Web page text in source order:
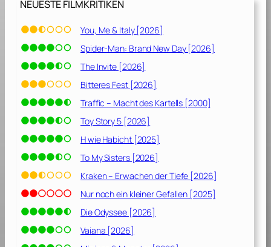
NEUESTE FILMKRITIKEN
You, Me & Italy [2026]
Spider-Man: Brand New Day [2026]
The Invite [2026]
Bitteres Fest [2026]
Traffic – Macht des Kartells [2000]
Toy Story 5 [2026]
H wie Habicht [2025]
To My Sisters [2026]
Kraken – Erwachen der Tiefe [2026]
Nur noch ein kleiner Gefallen [2025]
Die Odyssee [2026]
Vaiana [2026]